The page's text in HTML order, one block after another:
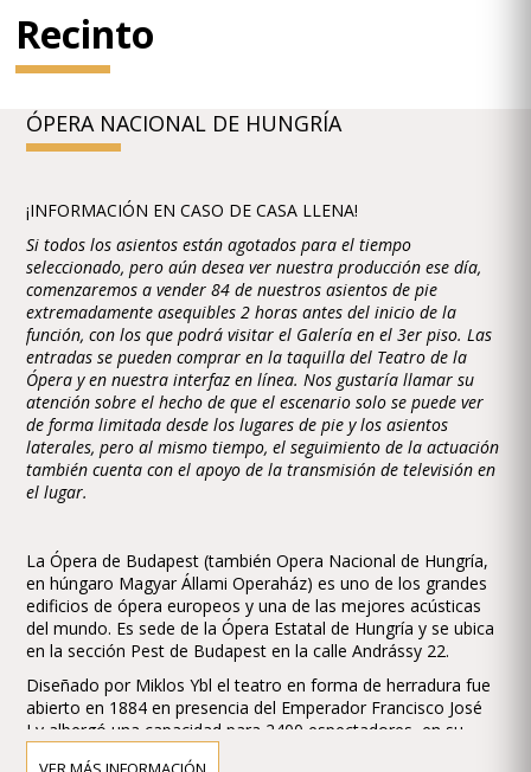
Recinto
ÓPERA NACIONAL DE HUNGRÍA
¡INFORMACIÓN EN CASO DE CASA LLENA!
Si todos los asientos están agotados para el tiempo
seleccionado, pero aún desea ver nuestra producción ese día,
comenzaremos a vender 84 de nuestros asientos de pie
extremadamente asequibles 2 horas antes del inicio de la
función, con los que podrá visitar el Galería en el 3er piso. Las
entradas se pueden comprar en la taquilla del Teatro de la
Ópera y en nuestra interfaz en línea. Nos gustaría llamar su
atención sobre el hecho de que el escenario solo se puede ver
de forma limitada desde los lugares de pie y los asientos
laterales, pero al mismo tiempo, el seguimiento de la actuación
también cuenta con el apoyo de la transmisión de televisión en
el lugar.
La Ópera de Budapest (también Opera Nacional de Hungría,
en húngaro Magyar Állami Operaház) es uno de los grandes
edificios de ópera europeos y una de las mejores acústicas
del mundo. Es sede de la Ópera Estatal de Hungría y se ubica
en la sección Pest de Budapest en la calle Andrássy 22.
Diseñado por Miklos Ybl el teatro en forma de herradura fue
abierto en 1884 en presencia del Emperador Francisco José
I y albergó una capacidad para 2400 espectadores, en su